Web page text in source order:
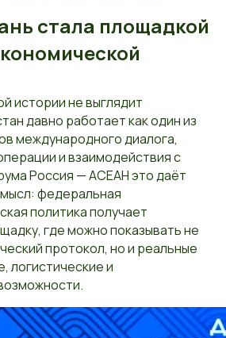
стала площадкой
истории не выглядит
давно работает как один из
международного диалога,
и взаимодействия с
Россия — АСЕАН это даёт
федеральная
политика получает
где можно показывать не
протокол, но и реальные
логистические и